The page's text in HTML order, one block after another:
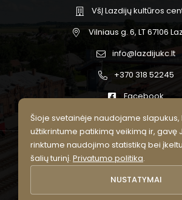
VšĮ Lazdijų kultūros
Vilniaus g. 6, LT 67106
info@lazdijukc.lt
+370 318 52245
Facebook
© 2026 Lazdijų kultūros
Visos teisės saugomos.
Privatumo politikaSlapukų
Šioje svetainėje naudojame slapukus,
užtikrintume patikimą veikimą ir, gavę
rinktume naudojimo statistiką bei
šalių turinį. Privatumo politika.
NUSTATYMAI